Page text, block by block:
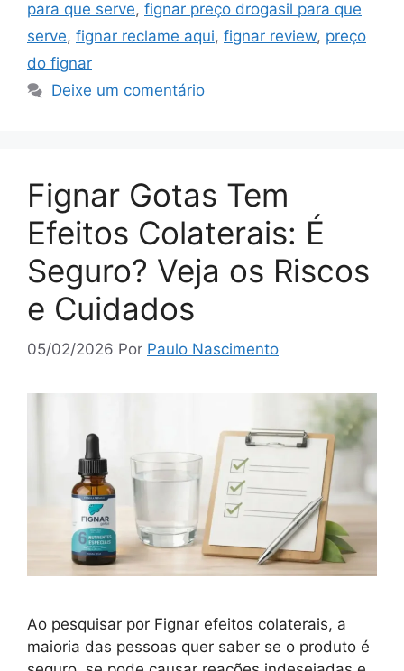
para que serve, fignar preço drogasil para que
serve, fignar reclame aqui, fignar review, preço
do fignar
Deixe um comentário
Fignar Gotas Tem
Efeitos Colaterais: É
Seguro? Veja os Riscos
e Cuidados
05/02/2026 Por Paulo Nascimento
Ao pesquisar por Fignar efeitos colaterais, a
maioria das pessoas quer saber se o produto é